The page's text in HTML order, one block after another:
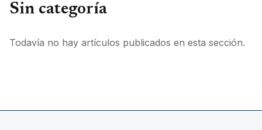
Sin categoría
Todavía no hay artículos publicados en esta sección.